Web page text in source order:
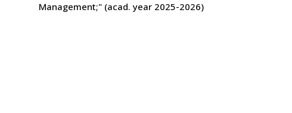
Management;" (acad. year 2025-2026)